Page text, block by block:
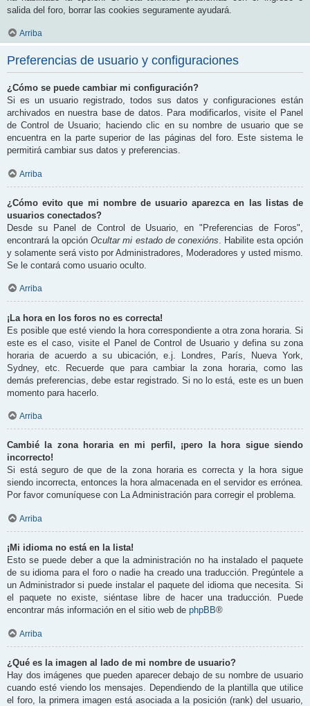
salida del foro, borrar las cookies seguramente ayudará.
Arriba
Preferencias de usuario y configuraciones
¿Cómo se puede cambiar mi configuración?
Si es un usuario registrado, todos sus datos y configuraciones están
archivados en nuestra base de datos. Para modificarlos, visite el Panel
de Control de Usuario; haciendo clic en su nombre de usuario que se
encuentra en la parte superior de las páginas del foro. Este sistema le
permitirá cambiar sus datos y preferencias.
Arriba
¿Cómo evito que mi nombre de usuario aparezca en las listas de
usuarios conectados?
Desde su Panel de Control de Usuario, en "Preferencias de Foros",
encontrará la opciónOcultar mi estado de conexións . Habilite esta opción
y solamente será visto por Administradores, Moderadores y usted mismo.
Se le contará como usuario oculto.
Arriba
¡La hora en los foros no es correcta!
Es posible que esté viendo la hora correspondiente a otra zona horaria. Si
este es el caso, visite el Panel de Control de Usuario y defina su zona
horaria de acuerdo a su ubicación, e.j. Londres, París, Nueva York,
Sydney, etc. Recuerde que para cambiar la zona horaria, como las
demás preferencias, debe estar registrado. Si no lo está, este es un buen
momento para hacerlo.
Arriba
Cambié la zona horaria en mi perfil, ¡pero la hora sigue siendo
incorrecto!
Si está seguro de que de la zona horaria es correcta y la hora sigue
siendo incorrecta, entonces la hora almacenada en el servidor es errónea.
Por favor comuníquese con La Administración para corregir el problema.
Arriba
¡Mi idioma no está en la lista!
Esto se puede deber a que la administración no ha instalado el paquete
de su idioma para el foro o nadie ha creado una traducción. Pregúntele a
un Administrador si puede instalar el paquete del idioma que necesita. Si
el paquete no existe, siéntase libre de hacer una traducción. Puede
encontrar más información en el sitio web de phpBB®
Arriba
¿Qué es la imagen al lado de mi nombre de usuario?
Hay dos imágenes que pueden aparecer debajo de su nombre de usuario
cuando esté viendo los mensajes. Dependiendo de la plantilla que utilice
el foro, la primera imagen está asociada a la posición (rank) del usuario,